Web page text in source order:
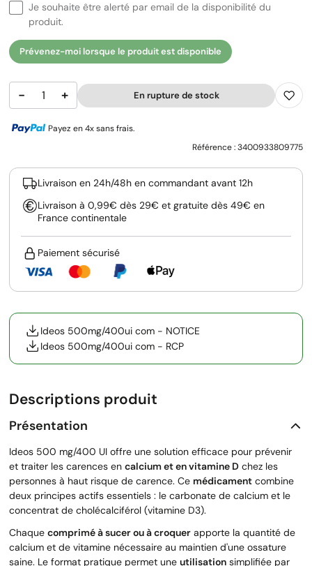
Je souhaite être alerté par email de la disponibilité du
produit.
Prévenez-moi lorsque le produit est disponible
− + En rupture de stock
Payez en 4x sans frais.
Référence :3400933809775
Livraison en 24h/48h en commandant avant 12h
Livraison à 0,99€ dès 29€ et gratuite dès 49€ en
France continentale
Paiement sécurisé
Ideos 500mg/400ui com - NOTICE
Ideos 500mg/400ui com - RCP
Descriptions produit
Présentation
Ideos 500 mg/400 UI offre une solution efficace pour prévenir
et traiter les carences en calcium et en vitamine D chez les
personnes à haut risque de carence. Ce médicament combine
deux principes actifs essentiels : le carbonate de calcium et le
concentrat de cholécalciférol (vitamine D3).
Chaque comprimé à sucer ou à croquer apporte la quantité de
calcium et de vitamine nécessaire au maintien d'une ossature
saine. Le format pratique permet une utilisation simplifiée par